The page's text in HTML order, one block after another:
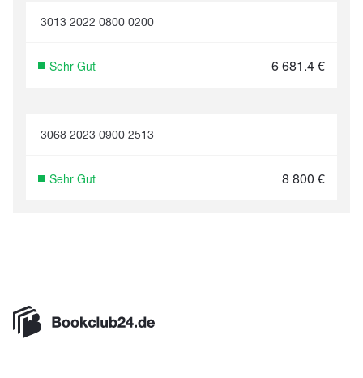
3013 2022 0800 0200
Sehr Gut 6 681.4€
3068 2023 0900 2513
Sehr Gut 8 800 €